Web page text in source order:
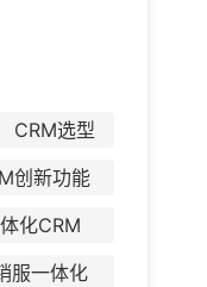
CRM选型
创新功能
化CRM
服一体化